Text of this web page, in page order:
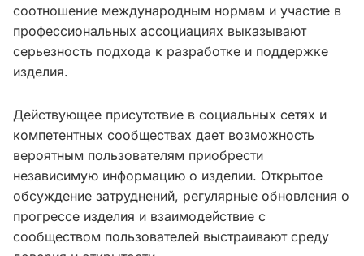
соотношение международным нормам и участие в
профессиональных ассоциациях выказывают
серьезность подхода к разработке и поддержке
изделия.
Действующее присутствие в социальных сетях и
компетентных сообществах дает возможность
вероятным пользователям приобрести
независимую информацию о изделии. Открытое
обсуждение затруднений, регулярные обновления о
прогрессе изделия и взаимодействие с
сообществом пользователей выстраивают среду